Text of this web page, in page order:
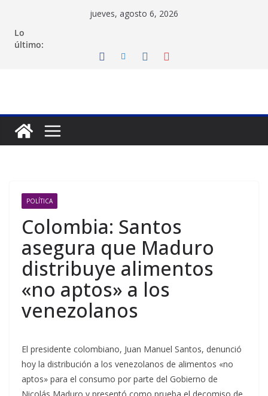
contenido
jueves, agosto 6, 2026
Lo
último:
POLÍTICA
Colombia: Santos
asegura que Maduro
distribuye alimentos
«no aptos» a los
venezolanos
El presidente colombiano, Juan Manuel Santos, denunció
hoy la distribución a los venezolanos de alimentos «no
aptos» para el consumo por parte del Gobierno de